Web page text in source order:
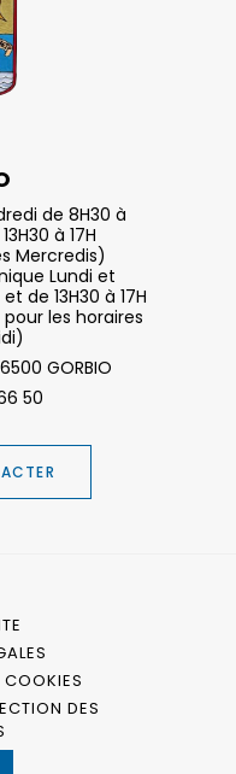
de 8H30 à
à 17H
Mercredis)
Lundi et
de 13H30 à 17H
les horaires
GORBIO
50
COOKIES
DES